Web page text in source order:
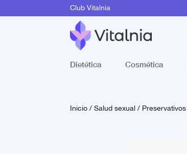
Club Vitalnia
Dietética Cosmética
Inicio/Salud sexual/ Preservativos